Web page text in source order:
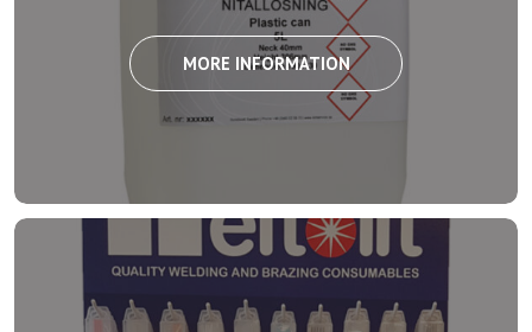
MORE INFORMATION